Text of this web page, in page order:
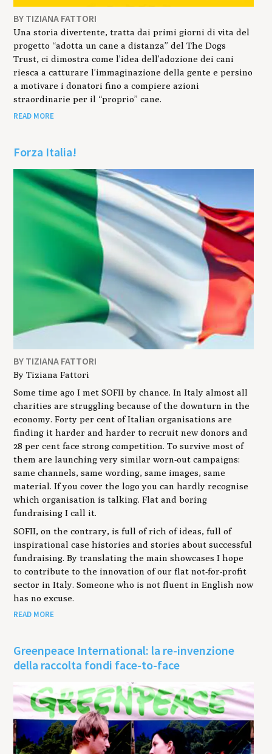
BY TIZIANA FATTORI
Una storia divertente, tratta dai primi giorni di vita del
progetto “adotta un cane a distanza” del The Dogs
Trust, ci dimostra come l’idea dell’adozione dei cani
riesca a catturare l’immaginazione della gente e persino
a motivare i donatori fino a compiere azioni
straordinarie per il “proprio” cane.
READ MORE
Forza Italia!
BY TIZIANA FATTORI
By Tiziana Fattori
Some time ago I met SOFII by chance. In Italy almost all
charities are struggling because of the downturn in the
economy. Forty per cent of Italian organisations are
finding it harder and harder to recruit new donors and
28 per cent face strong competition. To survive most of
them are launching very similar worn-out campaigns:
same channels, same wording, same images, same
material. If you cover the logo you can hardly recognise
which organisation is talking. Flat and boring
fundraising I call it.
SOFII, on the contrary, is full of rich of ideas, full of
inspirational case histories and stories about successful
fundraising. By translating the main showcases I hope
to contribute to the innovation of our flat not-for-profit
sector in Italy. Someone who is not fluent in English now
has no excuse.
READ MORE
Greenpeace International: la re-invenzione
della raccolta fondi face-to-face